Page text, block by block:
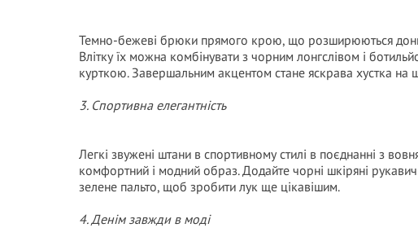
Темно-бежеві брюки прямого крою, що розширюються
Влітку їх можна комбінувати з чорним лонгслівом і
курткою. Завершальним акцентом стане яскрава хустка на
3. Спортивна елегантність
Легкі звужені штани в спортивному стилі в поєднанні з
комфортний і модний образ. Додайте чорні шкіряні
зелене пальто, щоб зробити лук ще цікавішим.
4. Денім завжди в моді